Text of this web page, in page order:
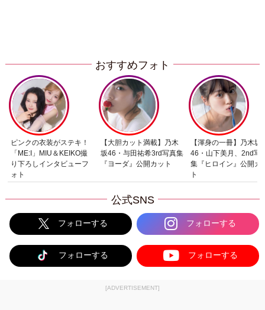
おすすめフォト
ピンクの衣装がステキ！
「ME:I」MIU＆KEIKO撮
り下ろしインタビューフ
ォト
【大胆カット満載】乃木
坂46・与田祐希3rd写真集
『ヨーダ』公開カット
【渾身の一冊】乃木坂
46・山下美月、2nd写
集『ヒロイン』公開カ
ト
公式SNS
フォローする フォローする
フォローする フォローする
[ADVERTISEMENT]